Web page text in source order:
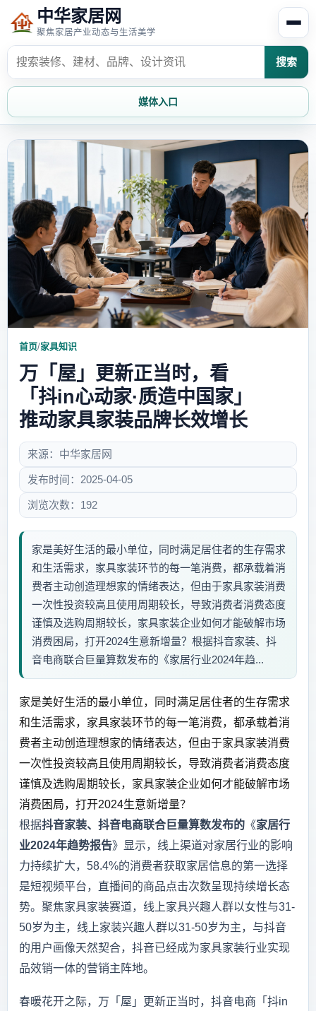
中华家居网
聚焦家居产业动态与生活美学
搜索
媒体入口
家居资讯
家居风水 家居欣赏
时尚饰家 装修设计
家具知识 家居文化
创意家居
首页/家具知识
万「屋」更新正当时，看
「抖in心动家·质造中国家」
推动家具家装品牌长效增长
来源：中华家居网
发布时间：2025-04-05
浏览次数：192
家是美好生活的最小单位，同时满足居住者的生存需求
和生活需求，家具家装环节的每一笔消费，都承载着消
费者主动创造理想家的情绪表达，但由于家具家装消费
一次性投资较高且使用周期较长，导致消费者消费态度
谨慎及选购周期较长，家具家装企业如何才能破解市场
消费困局，打开2024生意新增量？根据抖音家装、抖
音电商联合巨量算数发布的《家居行业2024年趋...
家是美好生活的最小单位，同时满足居住者的生存需求
和生活需求，家具家装环节的每一笔消费，都承载着消
费者主动创造理想家的情绪表达，但由于家具家装消费
一次性投资较高且使用周期较长，导致消费者消费态度
谨慎及选购周期较长，家具家装企业如何才能破解市场
消费困局，打开2024生意新增量？
根据抖音家装、抖音电商联合巨量算数发布的 《家居行
业2024年趋势报告》显示，线上渠道对家居行业的影响
力持续扩大，58.4%的消费者获取家居信息的第一选择
是短视频平台，直播间的商品点击次数呈现持续增长态
势。聚焦家具家装赛道，线上家具兴趣人群以女性与31-
50岁为主，线上家装兴趣人群以31-50岁为主，与抖音
的用户画像天然契合，抖音已经成为家具家装行业实现
品效销一体的营销主阵地。
春暖花开之际，万「屋」更新正当时，抖音电商「抖in